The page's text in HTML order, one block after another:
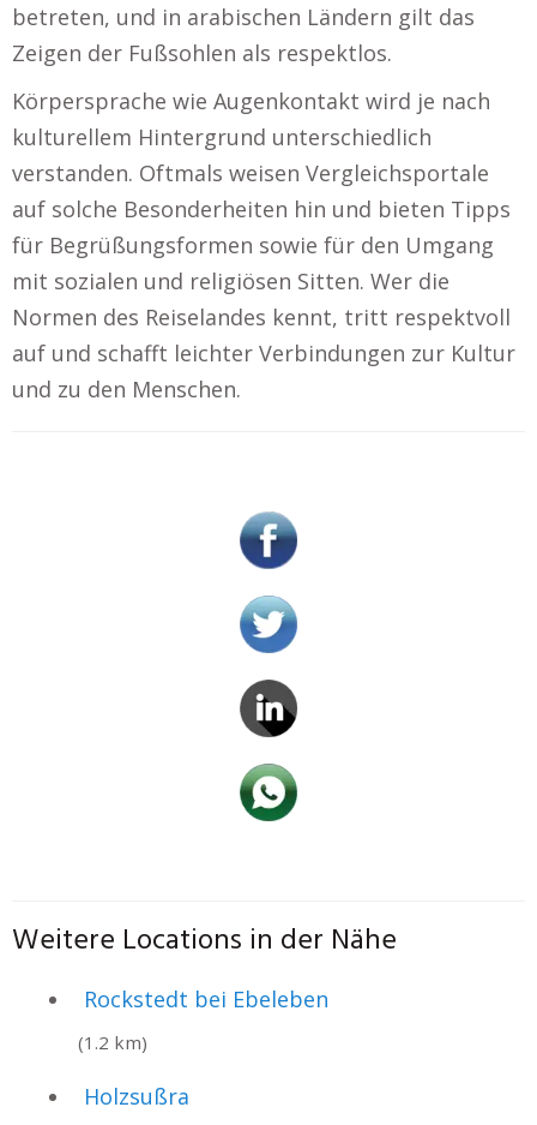
betreten, und in arabischen Ländern gilt das
Zeigen der Fußsohlen als respektlos.
Körpersprache wie Augenkontakt wird je nach
kulturellem Hintergrund unterschiedlich
verstanden. Oftmals weisen Vergleichsportale
auf solche Besonderheiten hin und bieten Tipps
für Begrüßungsformen sowie für den Umgang
mit sozialen und religiösen Sitten. Wer die
Normen des Reiselandes kennt, tritt respektvoll
auf und schafft leichter Verbindungen zur Kultur
und zu den Menschen.
Weitere Locations in der Nähe
Rockstedt bei Ebeleben
(1.2 km)
Holzsußra